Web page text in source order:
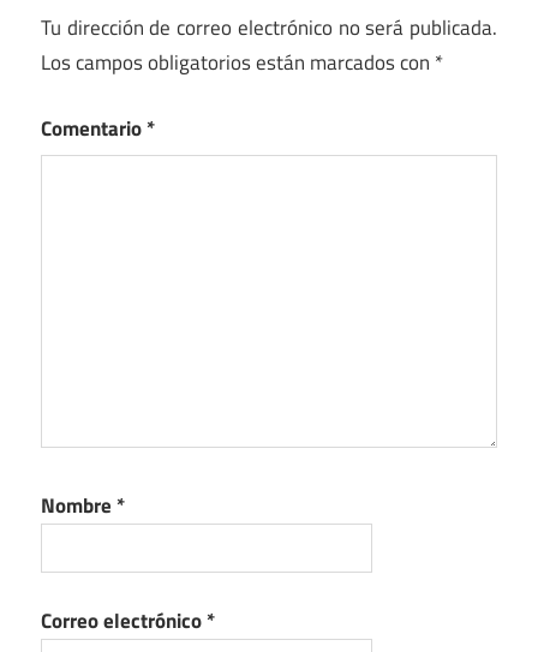
Tu dirección de correo electrónico no será publicada.
Los campos obligatorios están marcados con *
Comentario*
Nombre *
Correo electrónico*